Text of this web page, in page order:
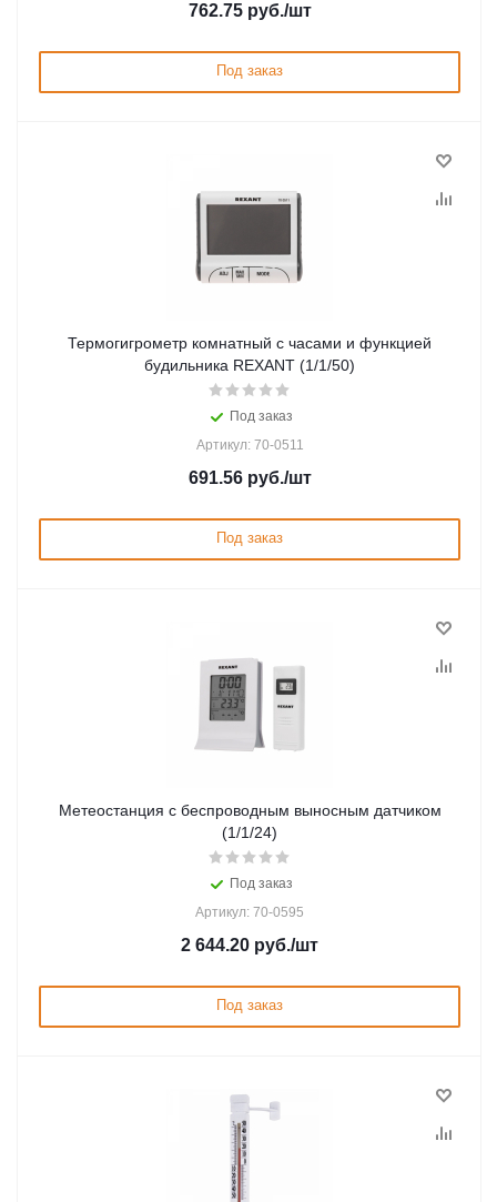
762.75руб./шт
Под заказ
Термогигрометр комнатный с часами и функцией
будильника REXANT (1/1/50)
Под заказ
Артикул: 70-0511
691.56руб./шт
Под заказ
Метеостанция с беспроводным выносным датчиком
(1/1/24)
Под заказ
Артикул: 70-0595
2 644.20 руб./шт
Под заказ